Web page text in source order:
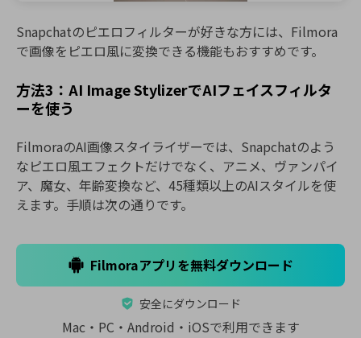
Snapchatのピエロフィルターが好きな方には、Filmora
で画像をピエロ風に変換できる機能もおすすめです。
方法3：AI Image StylizerでAIフェイスフィルタ
ーを使う
FilmoraのAI画像スタイライザーでは、Snapchatのよう
なピエロ風エフェクトだけでなく、アニメ、ヴァンパイ
ア、魔女、年齢変換など、45種類以上のAIスタイルを使
えます。手順は次の通りです。
Filmoraアプリを無料ダウンロード
安全にダウンロード
Mac・PC・Android・iOSで利用できます